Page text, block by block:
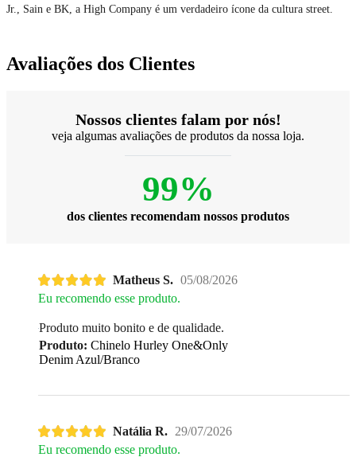
Jr., Sain e BK, a High Company é um verdadeiro ícone da cultura street.
Avaliações dos Clientes
Nossos clientes falam por nós!
veja algumas avaliações de produtos da nossa loja.
99%
dos clientes recomendam nossos produtos
Matheus S. 05/08/2026
Eu recomendo esse produto.
Produto muito bonito e de qualidade.
Produto: Chinelo Hurley One&Only
Denim Azul/Branco
Natália R. 29/07/2026
Eu recomendo esse produto.